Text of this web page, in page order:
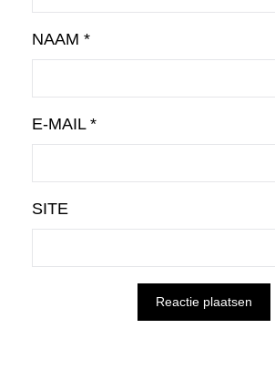
NAAM *
E-MAIL *
SITE